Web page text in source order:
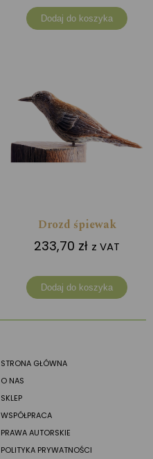
Dodaj do koszyka
Drozd śpiewak
233,70 zł z VAT
Dodaj do koszyka
STRONA GŁÓWNA
O NAS
SKLEP
WSPÓŁPRACA
PRAWA AUTORSKIE
POLITYKA PRYWATNOŚCI